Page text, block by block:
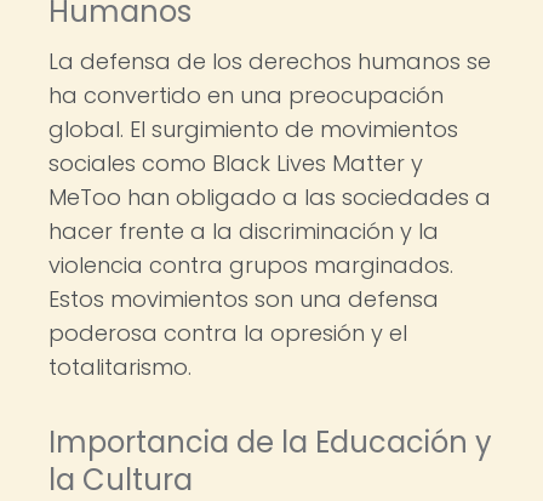
Humanos
La defensa de los derechos humanos se
ha convertido en una preocupación
global. El surgimiento de movimientos
sociales como Black Lives Matter y
MeToo han obligado a las sociedades a
hacer frente a la discriminación y la
violencia contra grupos marginados.
Estos movimientos son una defensa
poderosa contra la opresión y el
totalitarismo.
Importancia de la Educación y
la Cultura